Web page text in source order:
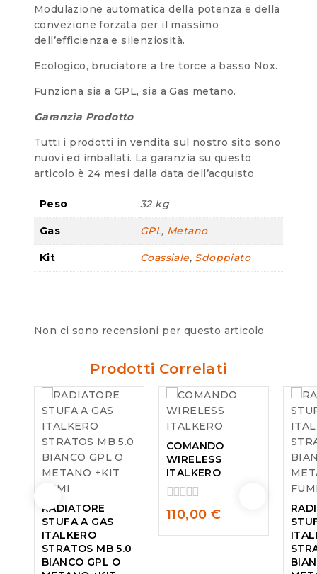
Modulazione automatica della potenza e della
convezione forzata per il massimo
dell’efficienza e silenziosità.
Ecologico, bruciatore a tre torce a basso Nox.
Funziona sia a GPL, sia a Gas metano.
Garanzia Prodotto
Tutti i prodotti in vendita sul nostro sito sono
nuovi ed imballati. La garanzia su questo
articolo è 24 mesi dalla data dell’acquisto.
Peso 32 kg
Gas GPL, Metano
Kit Coassiale, Sdoppiato
Non ci sono recensioni per questo articolo
Prodotti Correlati
RADIATORE
STUFA A GAS
ITALKERO
STRATOS MB 5.0
BIANCO GPL O
COMANDO
WIRELESS
ITALKERO
0
out
of
110,00 €